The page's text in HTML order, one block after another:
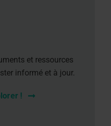
et ressources
informé et à jour.
!